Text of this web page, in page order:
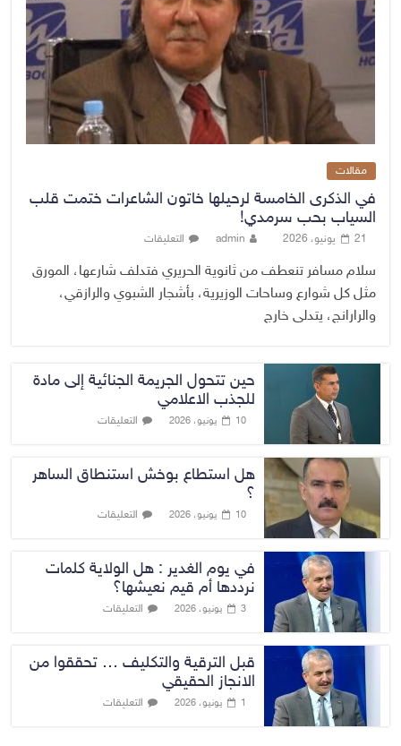
مقالات
في الذكرى الخامسة لرحيلها خاتون الشاعرات ختمت قلب
السياب بحب سرمدي!
21 يونيو، 2026 admin التعليقات
سلام مسافر تنعطف من ثانوية الحريري فتدلف شارعها، المورق
مثل كل شوارع وساحات الوزيرية، بأشجار الشبوي والرازقي،
والرارانج، يتدلى خارج
حين تتحول الجريمة الجنائية إلى مادة
للجذب الاعلامي
10 يونيو، 2026 التعليقات
هل استطاع بوخش استنطاق الساهر
؟
10 يونيو، 2026 التعليقات
في يوم الغدير : هل الولاية كلمات
نرددها أم قيم نعيشها؟
3 يونيو، 2026 التعليقات
قبل الترقية والتكليف … تحققوا من
الانجاز الحقيقي
1 يونيو، 2026 التعليقات